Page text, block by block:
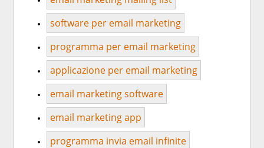
software per email marketing
programma per email marketing
applicazione per email marketing
email marketing software
email marketing app
programma invia email infinite